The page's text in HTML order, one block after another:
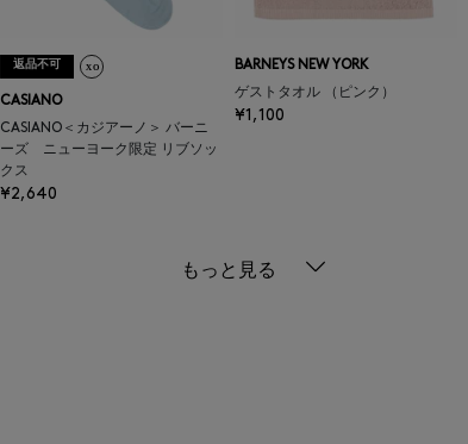
返品不可
CASIANO
CASIANO＜カジアーノ＞ バーニ
ーズ ニューヨーク限定 リブソッ
クス
¥2,640
BARNEYS NEW YORK
ゲストタオル （ピンク）
¥1,100
もっと見る